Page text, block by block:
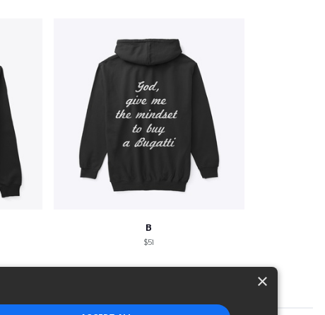
B
$51
×